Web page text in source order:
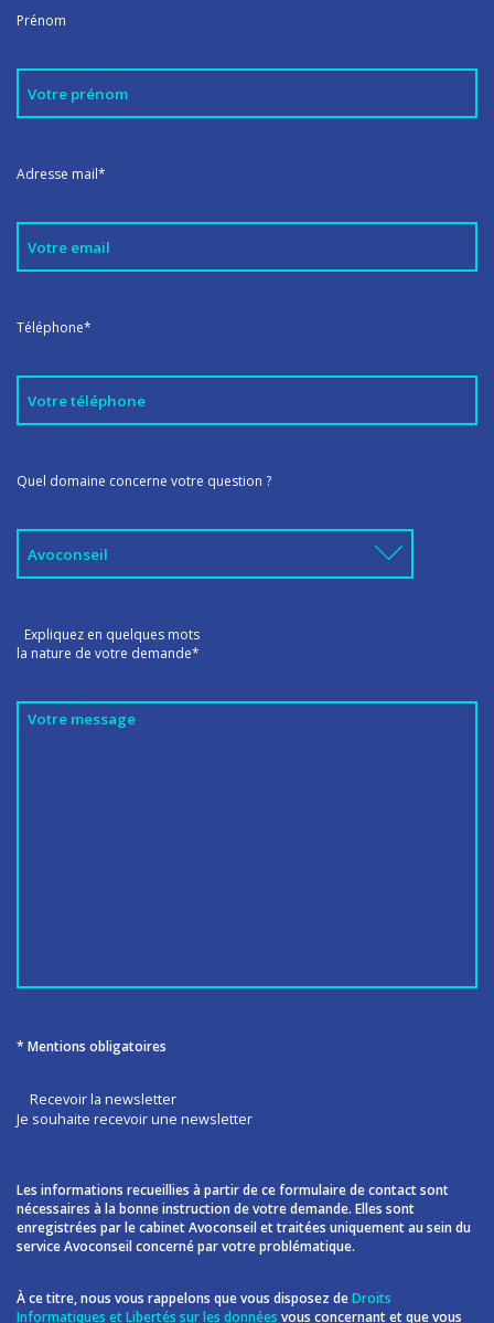
Prénom
Adresse mail*
Téléphone*
Quel domaine concerne votre question ?
Expliquez en quelques mots
la nature de votre demande*
* Mentions obligatoires
Recevoir la newsletter
Je souhaite recevoir une newsletter
Les informations recueillies à partir de ce formulaire de contact sont
nécessaires à la bonne instruction de votre demande. Elles sont
enregistrées par le cabinet Avoconseil et traitées uniquement au sein du
service Avoconseil concerné par votre problématique.
À ce titre, nous vous rappelons que vous disposez deDroits
Informatiques et Libertés sur les données vous concernant et que vous